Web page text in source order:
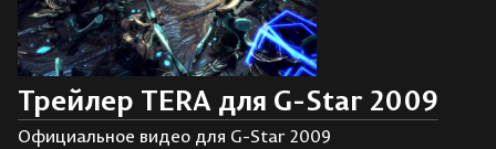
Трейлер TERA для G-Star 2009
Официальное видео для G-Star 2009